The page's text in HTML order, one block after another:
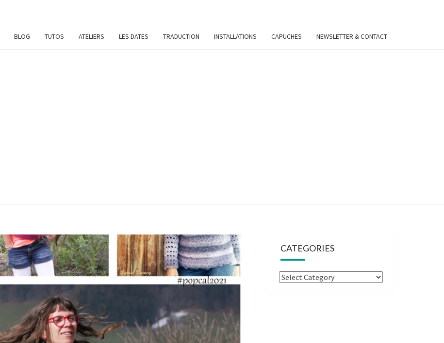
BLOG TUTOS ATELIERS LES DATES TRADUCTION INSTALLATIONS CAPUCHES NEWSLETTER & CONTACT
CATEGORIES
Categories